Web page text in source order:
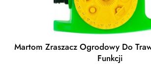
Martom Zraszacz Ogrodowy Do
Funkcji